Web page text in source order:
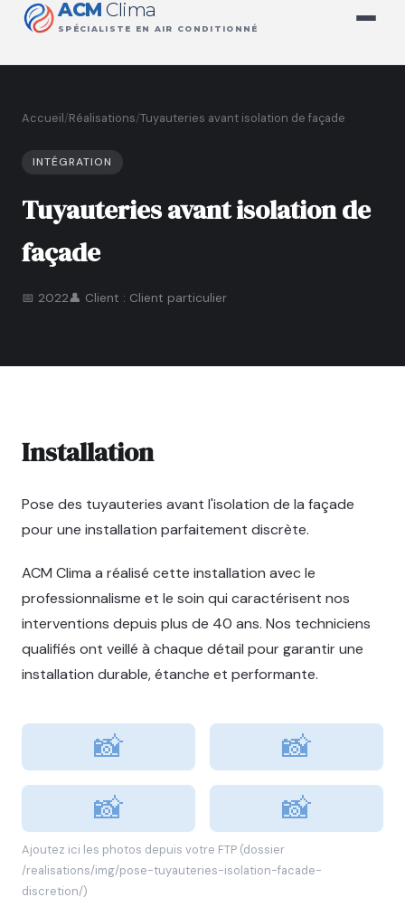
ACM Clima
SPÉCIALISTE EN AIR CONDITIONNÉ
Accueil/Réalisations/Tuyauteries avant isolation de façade
INTÉGRATION
Tuyauteries avant isolation de
façade
📅 2022👤 Client : Client particulier
Installation
Pose des tuyauteries avant l'isolation de la façade
pour une installation parfaitement discrète.
ACM Clima a réalisé cette installation avec le
professionnalisme et le soin qui caractérisent nos
interventions depuis plus de 40 ans. Nos techniciens
qualifiés ont veillé à chaque détail pour garantir une
installation durable, étanche et performante.
📸
📸
📸
📸
Ajoutez ici les photos depuis votre FTP (dossier
/realisations/img/pose-tuyauteries-isolation-facade-
discretion/)